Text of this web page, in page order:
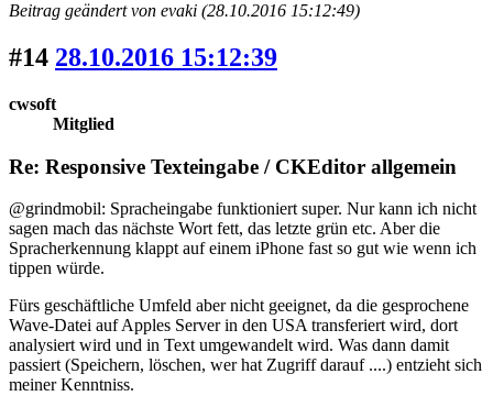
Beitrag geändert von evaki (28.10.2016 15:12:49)
#14 28.10.2016 15:12:39
cwsoft
Mitglied
Re: Responsive Texteingabe / CKEditor allgemein
@grindmobil: Spracheingabe funktioniert super. Nur kann ich nicht
sagen mach das nächste Wort fett, das letzte grün etc. Aber die
Spracherkennung klappt auf einem iPhone fast so gut wie wenn ich
tippen würde.
Fürs geschäftliche Umfeld aber nicht geeignet, da die gesprochene
Wave-Datei auf Apples Server in den USA transferiert wird, dort
analysiert wird und in Text umgewandelt wird. Was dann damit
passiert (Speichern, löschen, wer hat Zugriff darauf ....) entzieht sich
meiner Kenntniss.